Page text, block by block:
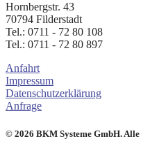
Hornbergstr. 43
70794 Filderstadt
Tel.: 0711 - 72 80 108
Tel.: 0711 - 72 80 897
Anfahrt
Impressum
Datenschutzerklärung
Anfrage
© 2026 BKM Systeme GmbH.